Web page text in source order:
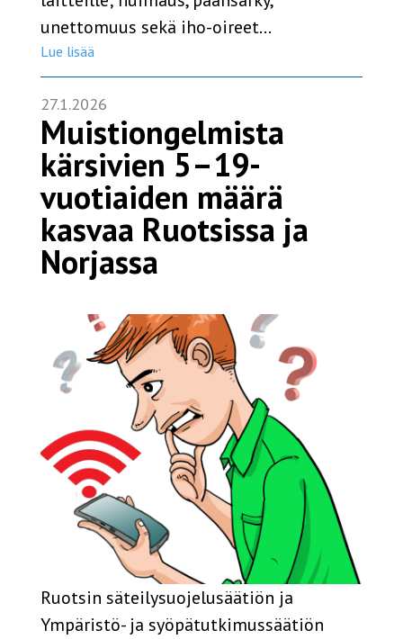
unettomuus sekä iho-oireet…
Lue lisää
27.1.2026
Muistiongelmista
kärsivien 5–19-
vuotiaiden määrä
kasvaa Ruotsissa ja
Norjassa
Ruotsin säteilysuojelusäätiön ja
Ympäristö- ja syöpätutkimussäätiön